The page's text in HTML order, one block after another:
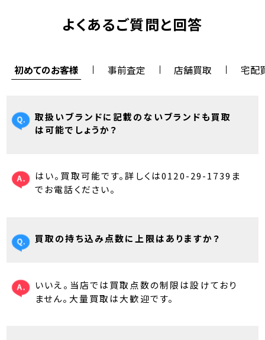
よくあるご質問と回答
初めてのお客様 事前査定 店舗買取 宅配
取扱いブランドに記載のないブランドも買取
は可能でしょうか？
はい。買取可能です。詳しくは0120-29-1739ま
でお電話ください。
買取の持ち込み点数に上限はありますか？
いいえ。当店では買取点数の制限は設けており
ません。大量買取は大歓迎です。